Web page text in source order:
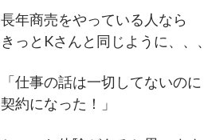
長年商売をやっている人なら
きっとKさんと同じように、、、
「仕事の話は一切してないのに
契約になった！」